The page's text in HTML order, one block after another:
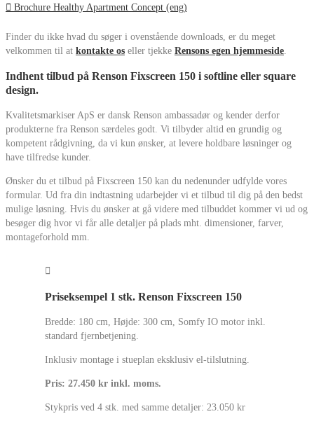
Brochure Healthy Apartment Concept (eng)
Finder du ikke hvad du søger i ovenstående downloads, er du meget
velkommen til at kontakte os eller tjekke Rensons egen hjemmeside
Indhent tilbud på Renson Fixscreen 150 i softline eller square
design.
Kvalitetsmarkiser ApS er dansk Renson ambassadør og kender derfor
produkterne fra Renson særdeles godt. Vi tilbyder altid en grundig og
kompetent rådgivning, da vi kun ønsker, at levere holdbare løsninger og
have tilfredse kunder.
Ønsker du et tilbud på Fixscreen 150 kan du nedenunder udfylde vores
formular. Ud fra din indtastning udarbejder vi et tilbud til dig på den bedst
mulige løsning. Hvis du ønsker at gå videre med tilbuddet kommer vi ud og
besøger dig hvor vi får alle detaljer på plads mht. dimensioner, farver,
montageforhold mm.
Priseksempel 1 stk. Renson Fixscreen 150
Bredde: 180 cm, Højde: 300 cm, Somfy IO motor inkl.
standard fjernbetjening.
Inklusiv montage i stueplan eksklusiv el-tilslutning.
Pris: 27.450 kr inkl. moms.
Stykpris ved 4 stk. med samme detaljer: 23.050 kr